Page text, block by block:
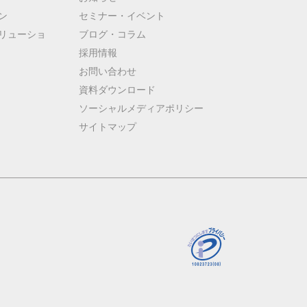
ューショ
セミナー・イベント
ブログ・コラム
採用情報
お問い合わせ
資料ダウンロード
ソーシャルメディアポリシー
サイトマップ